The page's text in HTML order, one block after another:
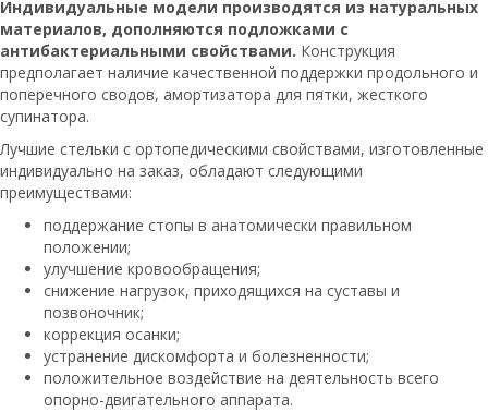
Индивидуальные модели производятся из натуральных
материалов, дополняются подложками с
антибактериальными свойствами. Конструкция
предполагает наличие качественной поддержки продольного и
поперечного сводов, амортизатора для пятки, жесткого
супинатора.
Лучшие стельки с ортопедическими свойствами, изготовленные
индивидуально на заказ, обладают следующими
преимуществами:
поддержание стопы в анатомически правильном
положении;
улучшение кровообращения;
снижение нагрузок, приходящихся на суставы и
позвоночник;
коррекция осанки;
устранение дискомфорта и болезненности;
положительное воздействие на деятельность всего
опорно-двигательного аппарата.